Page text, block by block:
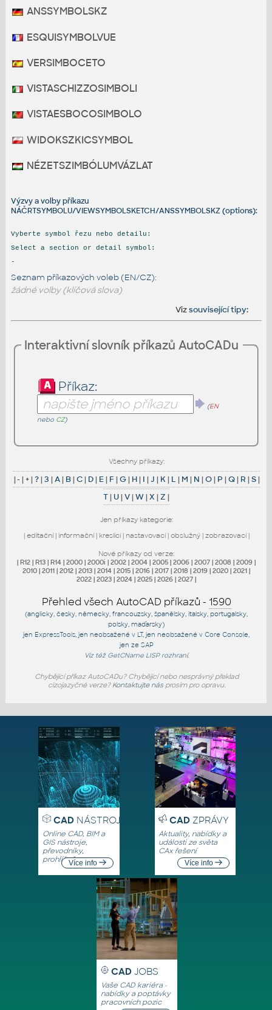
ANSSYMBOLSKZ
ESQUISYMBOLVUE
VERSIMBOCETO
VISTASCHIZZOSIMBOLI
VISTAESBOCOSIMBOLO
WIDOKSZKICSYMBOL
NÉZETSZIMBÓLUMVÁZLAT
Výzvy a volby příkazu
NÁČRTSYMBOLU/VIEWSYMBOLSKETCH/ANSSYMBOLSKZ (options):
Vyberte symbol řezu nebo detailu:
Select a section or detail symbol:
-
Seznam příkazových voleb (EN/CZ):
žádné volby (klíčová slova)
Vizsouvisející tipy:
Interaktivní slovník příkazů AutoCADu
Příkaz:
(EN
nebo CZ)
Všechny příkazy:
|- |+|?|3 |A| B|C| D| E| F |G| H| I |J | K| L | M | N |O| P |Q| R |S|
T| U|V|W|X |Z |
Jen příkazy kategorie:
| editační| informační| kreslicí| nastavovací| obslužný| zobrazovací|
Nové příkazy od verze:
| R12 | R13 | R14 | 2000 | 2000i | 2002 | 2004 | 2005 | 2006 | 2007 | 2008 | 2009 |
2010 | 2011 | 2012 | 2013 | 2014 | 2015 | 2016 | 2017 | 2018 | 2019 | 2020 | 2021 |
2022 | 2023 | 2024 | 2025 | 2026 | 2027 |
Přehled všech AutoCAD příkazů - 1590
(anglicky, česky, německy, francouzsky, španělsky, italsky, portugalsky,
polsky, maďarsky)
jen ExpressTools , jen neobsažené v LT, jen neobsažené v Core Console
jen ze SAP
Viz též GetCNameLISP rozhraní.
Chybějící příkaz AutoCADu? Chybějící nebo nesprávný překlad
cizojazyčné verze? Kontaktujte násprosím pro opravu.
CADNÁSTROJE
Online CAD, BIM a
GIS nástroje,
převodníky,
prohlížečeVíce info
CADZPRÁVY
Aktuality, nabídky a
události ze světa
CAx řešení
Více info
CAD JOBS
Vaše CAD kariéra -
nabídky a poptávky
pracovních pozic